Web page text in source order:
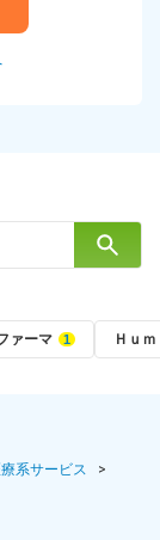
ァーマ Ｈｕ
系サービス